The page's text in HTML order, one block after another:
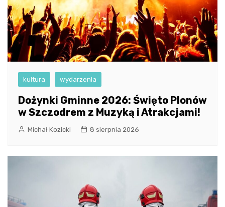
kultura wydarzenia
Dożynki Gminne 2026: Święto Plonów
w Szczodrem z Muzyką i Atrakcjami!
Michał Kozicki 8 sierpnia 2026